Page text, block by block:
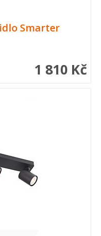
Smarter
1 810 Kč